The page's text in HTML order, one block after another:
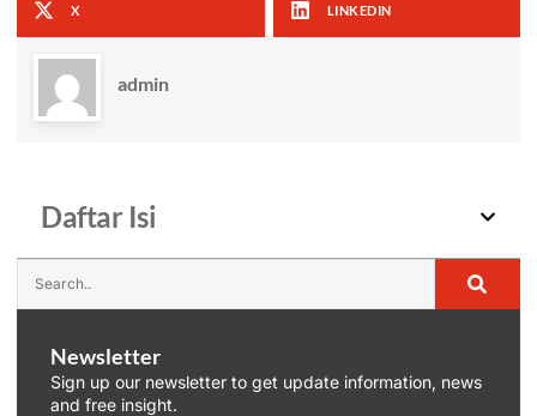
X LINKEDIN
admin
Daftar Isi
Newsletter
Sign up our newsletter to get update information, news
and free insight.